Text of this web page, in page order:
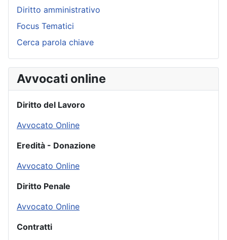
Diritto amministrativo
Focus Tematici
Cerca parola chiave
Avvocati online
Diritto del Lavoro
Avvocato Online
Eredità - Donazione
Avvocato Online
Diritto Penale
Avvocato Online
Contratti